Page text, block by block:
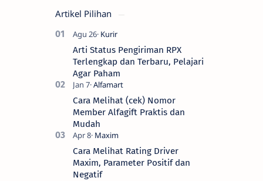
Artikel Pilihan
Arti Status Pengiriman RPX
Terlengkap dan Terbaru, Pelajari
Agar Paham
Cara Melihat (cek) Nomor
Member Alfagift Praktis dan
Mudah
Cara Melihat Rating Driver
Maxim, Parameter Positif dan
Negatif